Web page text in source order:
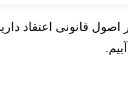
اصول قانونی اعتقاد